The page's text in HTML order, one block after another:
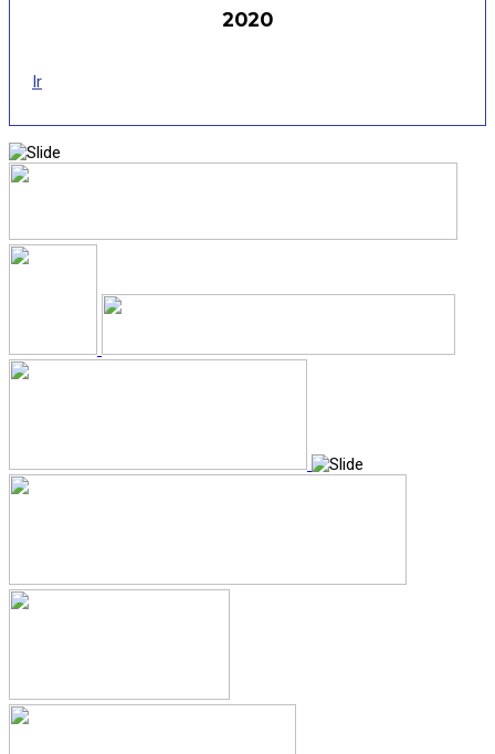
2020
Ir